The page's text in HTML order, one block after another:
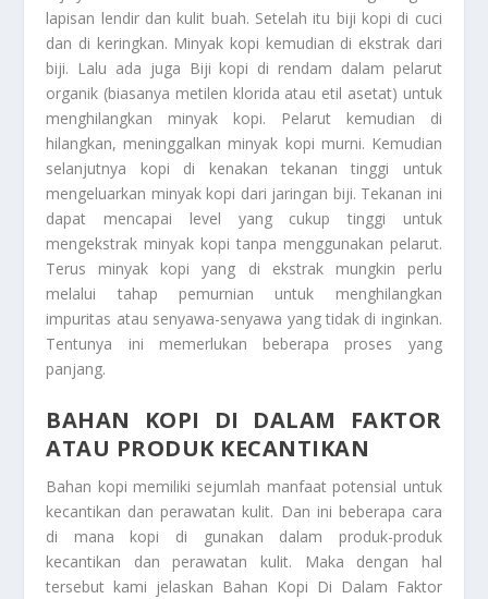
lapisan lendir dan kulit buah. Setelah itu biji kopi di cuci
dan di keringkan. Minyak kopi kemudian di ekstrak dari
biji. Lalu ada juga Biji kopi di rendam dalam pelarut
organik (biasanya metilen klorida atau etil asetat) untuk
menghilangkan minyak kopi. Pelarut kemudian di
hilangkan, meninggalkan minyak kopi murni. Kemudian
selanjutnya kopi di kenakan tekanan tinggi untuk
mengeluarkan minyak kopi dari jaringan biji. Tekanan ini
dapat mencapai level yang cukup tinggi untuk
mengekstrak minyak kopi tanpa menggunakan pelarut.
Terus minyak kopi yang di ekstrak mungkin perlu
melalui tahap pemurnian untuk menghilangkan
impuritas atau senyawa-senyawa yang tidak di inginkan.
Tentunya ini memerlukan beberapa proses yang
panjang.
BAHAN KOPI DI DALAM FAKTOR
ATAU PRODUK KECANTIKAN
Bahan kopi memiliki sejumlah manfaat potensial untuk
kecantikan dan perawatan kulit. Dan ini beberapa cara
di mana kopi di gunakan dalam produk-produk
kecantikan dan perawatan kulit. Maka dengan hal
tersebut kami jelaskan Bahan Kopi Di Dalam Faktor